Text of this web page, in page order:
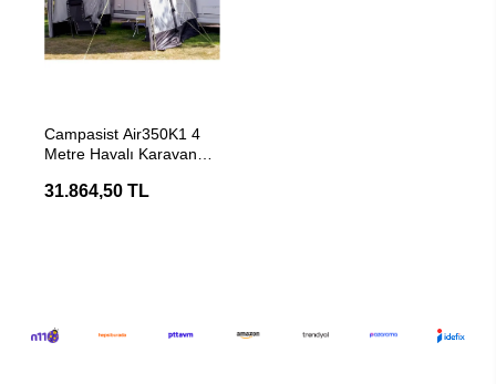
Campasist Air350K1 4
Metre Havalı Karavan
Bahçesi
31.864,50 TL